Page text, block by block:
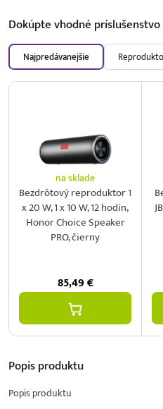
Dokúpte vhodné príslušenstvo
Najpredávanejšie
na sklade
Bezdrôtový reproduktor 1
x 20 W, 1 x 10 W, 12 hodín,
Honor Choice Speaker
PRO, čierny
85,49€
Popisproduktu
Popis produktu